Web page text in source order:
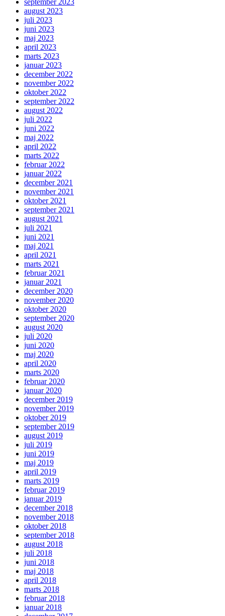
september 2023
august 2023
juli 2023
juni 2023
maj 2023
april 2023
marts 2023
januar 2023
december 2022
november 2022
oktober 2022
september 2022
august 2022
juli 2022
juni 2022
maj 2022
april 2022
marts 2022
februar 2022
januar 2022
december 2021
november 2021
oktober 2021
september 2021
august 2021
juli 2021
juni 2021
maj 2021
april 2021
marts 2021
februar 2021
januar 2021
december 2020
november 2020
oktober 2020
september 2020
august 2020
juli 2020
juni 2020
maj 2020
april 2020
marts 2020
februar 2020
januar 2020
december 2019
november 2019
oktober 2019
september 2019
august 2019
juli 2019
juni 2019
maj 2019
april 2019
marts 2019
februar 2019
januar 2019
december 2018
november 2018
oktober 2018
september 2018
august 2018
juli 2018
juni 2018
maj 2018
april 2018
marts 2018
februar 2018
januar 2018